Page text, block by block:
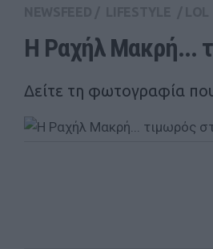
Η Ραχήλ Μακρή...
Δείτε τη φωτογραφία